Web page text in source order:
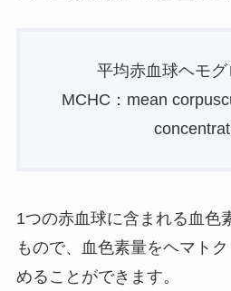
平均赤血球ヘモ
MCHC：mean
1つの赤血球に含まれる血色
もので、血色素量をヘマト
めることができます。